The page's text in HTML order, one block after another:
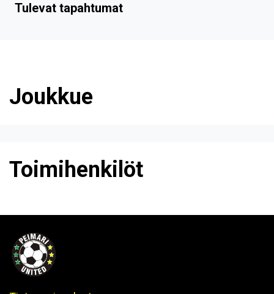
Tulevat tapahtumat
Joukkue
Toimihenkilöt